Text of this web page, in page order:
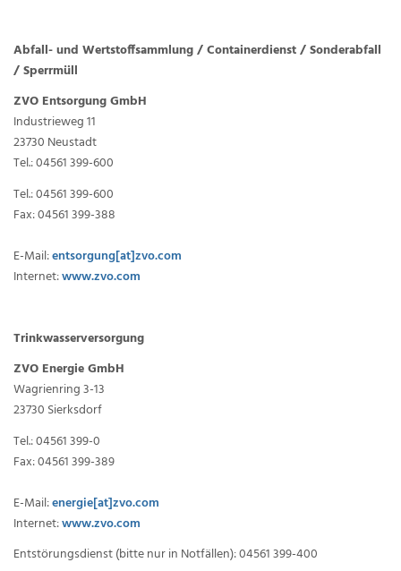
Abfall- und Wertstoffsammlung / Containerdienst / Sonderabfall
/ Sperrmüll
ZVO Entsorgung GmbH
Industrieweg 11
23730 Neustadt
Tel.: 04561 399-600
Tel.: 04561 399-600
Fax: 04561 399-388
E-Mail:entsorgung[at]zvo.com
Internet:www.zvo.com
Trinkwasserversorgung
ZVO Energie GmbH
Wagrienring 3-13
23730 Sierksdorf
Tel.: 04561 399-0
Fax: 04561 399-389
E-Mail:energie[at]zvo.com
Internet:www.zvo.com
Entstörungsdienst (bitte nur in Notfällen): 04561 399-400